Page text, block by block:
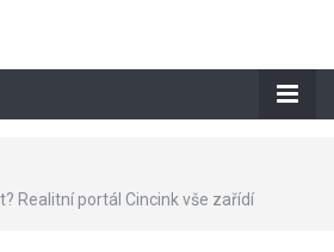
Realitní portál Cincink vše zařídí